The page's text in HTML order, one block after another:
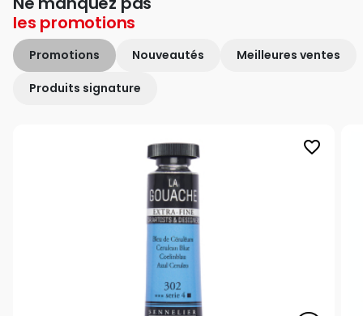
les promotions
Promotions Nouveautés Meilleures ventes
Produits signature
favorite_border